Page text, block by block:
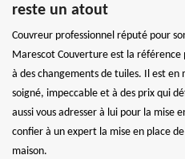
reste un atout
Couvreur professionnel réputé pour
Marescot Couverture est la référence
à des changements de tuiles. Il est en
soigné, impeccable et à des prix qui
aussi vous adresser à lui pour la mise
confier à un expert la mise en place
maison.